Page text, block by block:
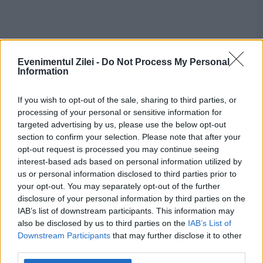
Evenimentul Zilei - Do Not Process My Personal
Information
If you wish to opt-out of the sale, sharing to third parties, or
processing of your personal or sensitive information for
targeted advertising by us, please use the below opt-out
section to confirm your selection. Please note that after your
opt-out request is processed you may continue seeing
interest-based ads based on personal information utilized by
us or personal information disclosed to third parties prior to
your opt-out. You may separately opt-out of the further
disclosure of your personal information by third parties on the
IAB’s list of downstream participants. This information may
also be disclosed by us to third parties on the IAB’s List of
Downstream Participants that may further disclose it to other